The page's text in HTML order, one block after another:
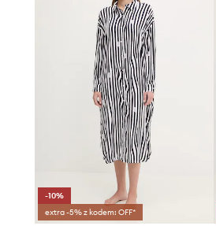
-10%
extra -5% z kodem: OFF*